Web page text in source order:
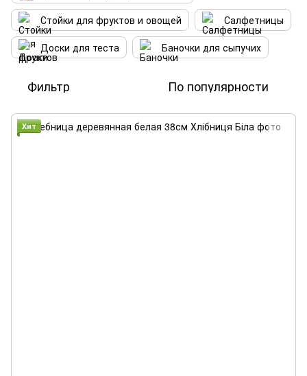
Стойки для фруктов и овощей
Салфетницы
Доски для теста
Баночки для сыпучих
Фильтр По популярности
Хит